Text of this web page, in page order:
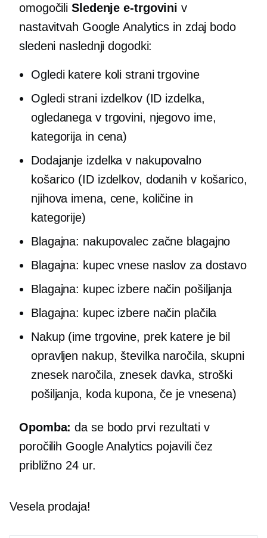
omogočiliSledenje e-trgovini v
nastavitvah Google Analytics in zdaj bodo
sledeni naslednji dogodki:
Ogledi katere koli strani trgovine
Ogledi strani izdelkov (ID izdelka,
ogledanega v trgovini, njegovo ime,
kategorija in cena)
Dodajanje izdelka v nakupovalno
košarico (ID izdelkov, dodanih v košarico,
njihova imena, cene, količine in
kategorije)
Blagajna: nakupovalec začne blagajno
Blagajna: kupec vnese naslov za dostavo
Blagajna: kupec izbere način pošiljanja
Blagajna: kupec izbere način plačila
Nakup (ime trgovine, prek katere je bil
opravljen nakup, številka naročila, skupni
znesek naročila, znesek davka, stroški
pošiljanja, koda kupona, če je vnesena)
Opomba: da se bodo prvi rezultati v
poročilih Google Analytics pojavili čez
približno 24 ur.
Vesela prodaja!